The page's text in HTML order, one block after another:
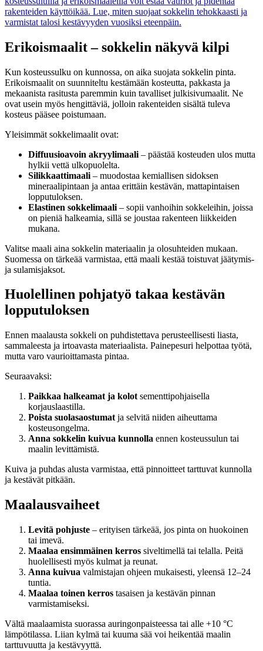
rakenteiden käyttöikää. Lue, miten suojaat sokkelin tehokkaasti ja
varmistat talosi kestävyyden vuosiksi eteenpäin.
Erikoismaalit – sokkelin näkyvä kilpi
Kun kosteussulku on kunnossa, on aika suojata sokkelin pinta.
Erikoismaalit on suunniteltu kestämään kosteutta, pakkasta ja
mekaanista rasitusta paremmin kuin tavalliset julkisivumaalit. Ne
ovat usein myös hengittäviä, jolloin rakenteiden sisältä tuleva
kosteus pääsee poistumaan.
Yleisimmät sokkelimaalit ovat:
Diffuusioavoin akryylimaali – päästää kosteuden ulos mutta
hylkii vettä ulkopuolelta.
Silikkaattimaali – muodostaa kemiallisen sidoksen
mineraalipintaan ja antaa erittäin kestävän, mattapintaisen
lopputuloksen.
Elastinen sokkelimaali – sopii vanhoihin sokkeleihin, joissa
on pieniä halkeamia, sillä se joustaa rakenteen liikkeiden
mukana.
Valitse maali aina sokkelin materiaalin ja olosuhteiden mukaan.
Suomessa on tärkeää varmistaa, että maali kestää toistuvat jäätymis-
ja sulamisjaksot.
Huolellinen pohjatyö takaa kestävän
lopputuloksen
Ennen maalausta sokkeli on puhdistettava perusteellisesti liasta,
sammaleesta ja irtoavasta materiaalista. Painepesuri helpottaa työtä,
mutta varo vaurioittamasta pintaa.
Seuraavaksi:
Paikkaa halkeamat ja kolot sementtipohjaisella
korjauslaastilla.
Poista suolasaostumat ja selvitä niiden aiheuttama
kosteusongelma.
Anna sokkelin kuivua kunnolla ennen kosteussulun tai
maalin levittämistä.
Kuiva ja puhdas alusta varmistaa, että pinnoitteet tarttuvat kunnolla
ja kestävät pitkään.
Maalausvaiheet
Levitä pohjuste – erityisen tärkeää, jos pinta on huokoinen
tai imevä.
Maalaa ensimmäinen kerros siveltimellä tai telalla. Peitä
huolellisesti myös kulmat ja reunat.
Anna kuivua valmistajan ohjeen mukaisesti, yleensä 12–24
tuntia.
Maalaa toinen kerros tasaisen ja kestävän pinnan
varmistamiseksi.
Vältä maalaamista suorassa auringonpaisteessa tai alle +10 °C
lämpötilassa. Liian kylmä tai kuuma sää voi heikentää maalin
tarttuvuutta ja kestävyyttä.